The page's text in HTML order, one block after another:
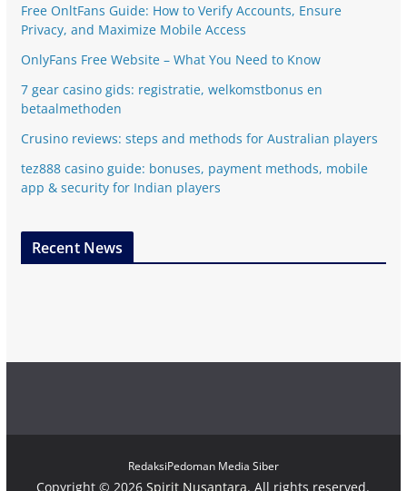
Free OnltFans Guide: How to Verify Accounts, Ensure
Privacy, and Maximize Mobile Access
OnlyFans Free Website – What You Need to Know
7 gear casino gids: registratie, welkomstbonus en
betaalmethoden
Crusino reviews: steps and methods for Australian players
tez888 casino guide: bonuses, payment methods, mobile
app & security for Indian players
Recent News
RedaksiPedoman Media Siber
Copyright © 2026Spirit Nusantara. All rights reserved.